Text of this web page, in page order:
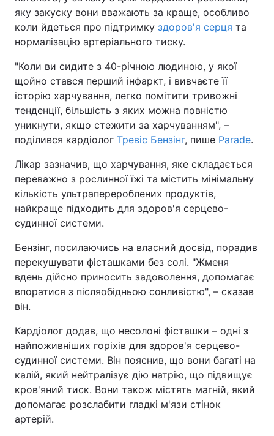
яку закуску вони вважають за краще, особливо
коли йдеться про підтримку здоров'я серця та
нормалізацію артеріального тиску.
"Коли ви сидите з 40-річною людиною, у якої
щойно стався перший інфаркт, і вивчаєте її
історію харчування, легко помітити тривожні
тенденції, більшість з яких можна повністю
уникнути, якщо стежити за харчуванням", –
поділився кардіолог Тревіс Бензінг, пише Parade.
Лікар зазначив, що харчування, яке складається
переважно з рослинної їжі та містить мінімальну
кількість ультраперероблених продуктів,
найкраще підходить для здоров'я серцево-
судинної системи.
Бензінг, посилаючись на власний досвід, порадив
перекушувати фісташками без солі. "Жменя
вдень дійсно приносить задоволення, допомагає
впоратися з післяобідньою сонливістю", – сказав
він.
Кардіолог додав, що несолоні фісташки – одні з
найпоживніших горіхів для здоров'я серцево-
судинної системи. Він пояснив, що вони багаті на
калій, який нейтралізує дію натрію, що підвищує
кров'яний тиск. Вони також містять магній, який
допомагає розслабити гладкі м'язи стінок
артерій.